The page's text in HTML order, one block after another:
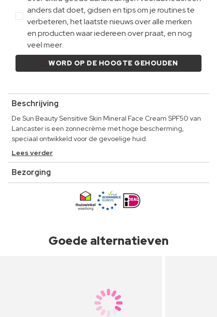
anders dat doet, gidsen en tips om je routines te
verbeteren, het laatste nieuws over alle merken
en producten waar iedereen over praat, en nog
veel meer.
WORD OP DE HOOGTE GEHOUDEN
Beschrijving
De Sun Beauty Sensitive Skin Mineral Face Cream SPF50 van
Lancaster is een zonnecrème met hoge bescherming,
speciaal ontwikkeld voor de gevoelige huid.
Lees verder
Bezorging
Goede alternatieven